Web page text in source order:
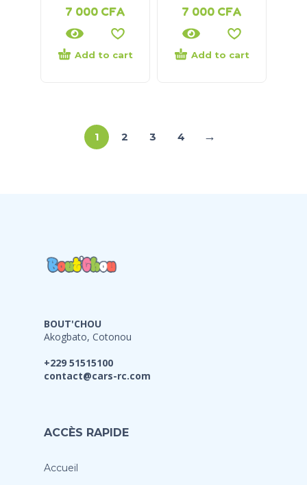
7 000 CFA
Add to cart
7 000 CFA
Add to cart
1 2 3 4 →
BOUT'CHOU
Akogbato, Cotonou
+229 51515100
contact@cars-rc.com
ACCÈS RAPIDE
Accueil